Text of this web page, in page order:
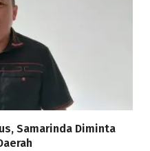
Samarinda Diminta